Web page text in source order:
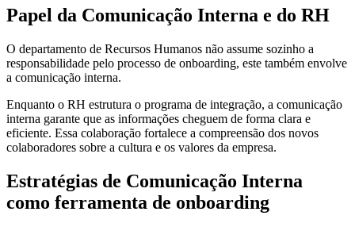
Papel da Comunicação Interna e do RH
O departamento de Recursos Humanos não assume sozinho a
responsabilidade pelo processo de onboarding, este também envolve
a comunicação interna.
Enquanto o RH estrutura o programa de integração, a comunicação
interna garante que as informações cheguem de forma clara e
eficiente. Essa colaboração fortalece a compreensão dos novos
colaboradores sobre a cultura e os valores da empresa.
Estratégias de Comunicação Interna
como ferramenta de onboarding